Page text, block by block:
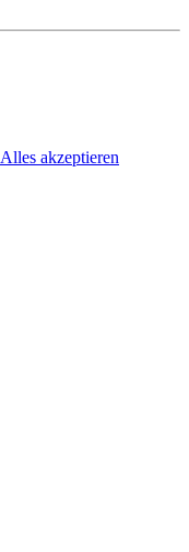
Alles akzeptieren